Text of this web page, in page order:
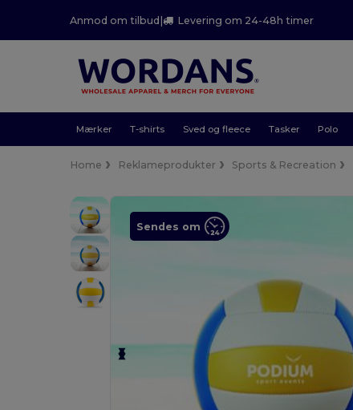
Anmod om tilbud| Levering om 24-48h timer
Mærker T-shirts Sved og fleece Tasker Polo
Home Reklameprodukter Sports & Recreation
Sendes om